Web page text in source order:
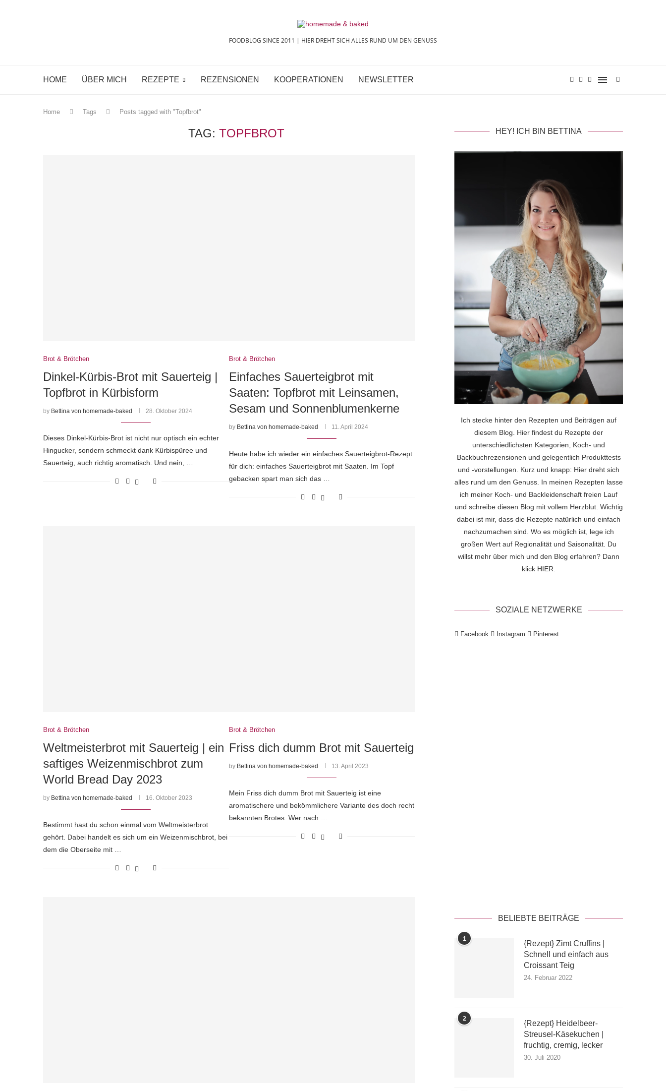
FOODBLOG SINCE 2011 | HIER DREHT SICH ALLES RUND UM DEN GENUSS
HOME ÜBER MICH REZEPTE REZENSIONEN KOOPERATIONEN NEWSLETTER
Home Tags Posts tagged with "Topfbrot"
TAG: TOPFBROT
Brot & Brötchen
Dinkel-Kürbis-Brot mit Sauerteig |
Topfbrot in Kürbisform
by Bettina von homemade-baked 28. Oktober 2024
Dieses Dinkel-Kürbis-Brot ist nicht nur optisch ein echter
Hingucker, sondern schmeckt dank Kürbispüree und
Sauerteig, auch richtig aromatisch. Und nein, …
Brot & Brötchen
Einfaches Sauerteigbrot mit
Saaten: Topfbrot mit Leinsamen,
Sesam und Sonnenblumenkerne
by Bettina von homemade-baked 11. April 2024
Heute habe ich wieder ein einfaches Sauerteigbrot-Rezept
für dich: einfaches Sauerteigbrot mit Saaten. Im Topf
gebacken spart man sich das …
Brot & Brötchen
Weltmeisterbrot mit Sauerteig | ein
saftiges Weizenmischbrot zum
World Bread Day 2023
by Bettina von homemade-baked 16. Oktober 2023
Bestimmt hast du schon einmal vom Weltmeisterbrot
gehört. Dabei handelt es sich um ein Weizenmischbrot, bei
dem die Oberseite mit …
Brot & Brötchen
Friss dich dumm Brot mit Sauerteig
by Bettina von homemade-baked 13. April 2023
Mein Friss dich dumm Brot mit Sauerteig ist eine
aromatischere und bekömmlichere Variante des doch recht
bekannten Brotes. Wer nach …
HEY! ICH BIN BETTINA
Ich stecke hinter den Rezepten und Beiträgen auf
diesem Blog. Hier findest du Rezepte der
unterschiedlichsten Kategorien, Koch- und
Backbuchrezensionen und gelegentlich Produkttests
und -vorstellungen. Kurz und knapp: Hier dreht sich
alles rund um den Genuss. In meinen Rezepten lasse
ich meiner Koch- und Backleidenschaft freien Lauf
und schreibe diesen Blog mit vollem Herzblut. Wichtig
dabei ist mir, dass die Rezepte natürlich und einfach
nachzumachen sind. Wo es möglich ist, lege ich
großen Wert auf Regionalität und Saisonalität. Du
willst mehr über mich und den Blog erfahren? Dann
klick HIER
SOZIALE NETZWERKE
Facebook Instagram Pinterest
BELIEBTE BEITRÄGE
1
{Rezept} Zimt Cruffins |
Schnell und einfach aus
Croissant Teig
24. Februar 2022
2
{Rezept} Heidelbeer-
Streusel-Käsekuchen |
fruchtig, cremig, lecker
30. Juli 2020